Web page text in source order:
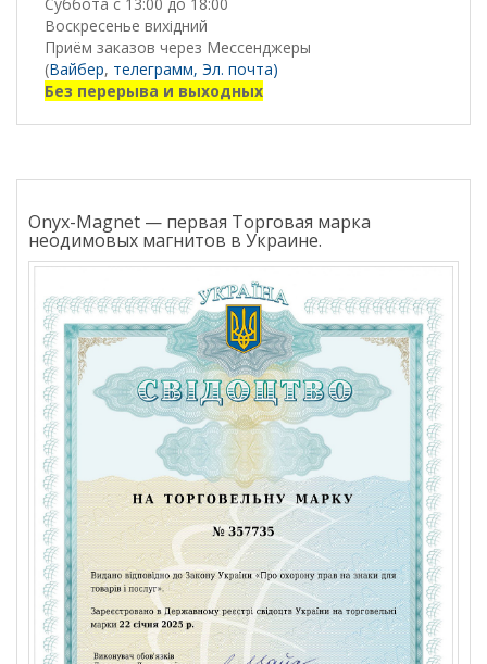
Воскресенье вихідний
Приём заказов через Мессенджеры
(Вайбер, телеграмм, Эл. почта)
Без перерыва и выходных
Onyx-Magnet — первая Торговая марка
неодимовых магнитов в Украине.